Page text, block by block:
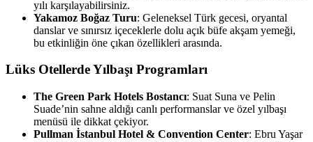
yılı karşılayabilirsiniz.
Yakamoz Boğaz Turu: Geleneksel Türk gecesi, oryantal
danslar ve sınırsız içeceklerle dolu açık büfe akşam yemeği,
bu etkinliğin öne çıkan özellikleri arasında.
Lüks Otellerde Yılbaşı Programları
The Green Park Hotels Bostancı: Suat Suna ve Pelin
Suade’nin sahne aldığı canlı performanslar ve özel yılbaşı
menüsü ile dikkat çekiyor.
Pullman İstanbul Hotel & Convention Center: Ebru Yaşar